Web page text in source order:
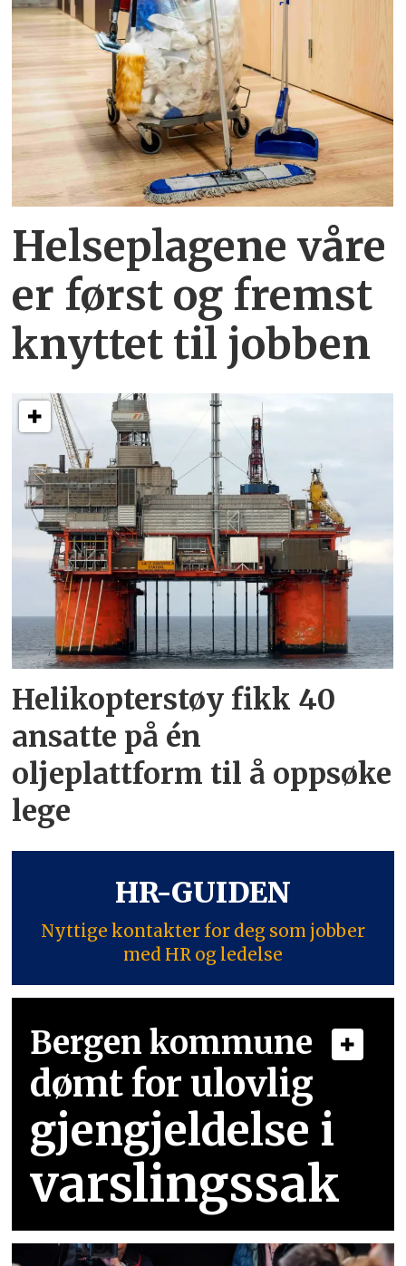
Helseplagene våre
er først og fremst
knyttet til jobben
Helikopterstøy fikk 40
ansatte på én
oljeplattform til å oppsøke
lege
HR-GUIDEN
Nyttige kontakter for deg som jobber
med HR og ledelse
Bergen kommune
dømt for ulovlig
gjengjeldelse i
varslingssak